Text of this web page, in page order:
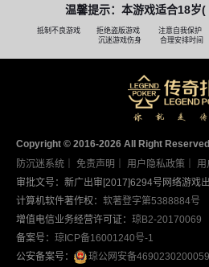
温馨提示：本游戏适合18岁
抵制不良游戏 拒绝盗版游戏 注意自我保护
沉迷游戏伤身
合理安排时间
Copyright © 2016-2026 AII Right Reserved
防沉迷系统
免责声明 用户隐私政策
用
审批文号：新广出审[2017]6294号 网络游戏
计算机软件著作权： 软著登字第5388884号
增值电信业务经营许可证： 琼B2-20170069
备案号： 琼ICP备16001240号-1
公安备案号：
琼公网安备